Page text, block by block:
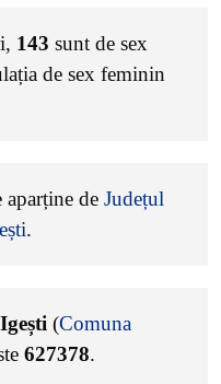
143 sunt de sex
de sex feminin
aparține de Județul
.
Igești (Comuna
627378.